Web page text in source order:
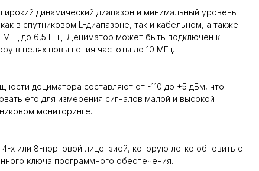
динамический диапазон и минимальный уровень
в спутниковом L-диапазоне, так и кабельном, а также
МГц до 6,5 ГГц. Дециматор может быть подключен к
в целях повышения частоты до 10 МГц.
дециматора составляют от -110 до +5 дБм, что
его для измерения сигналов малой и высокой
мониторинге.
х или 8-портовой лицензией, которую легко обновить с
ключа программного обеспечения.